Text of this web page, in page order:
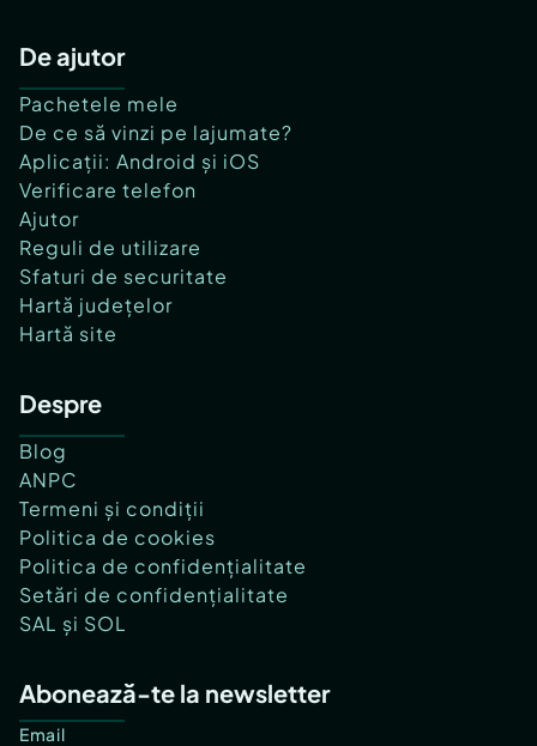
De ajutor
Pachetele mele
De ce să vinzi pe lajumate?
Aplicații: Android și iOS
Verificare telefon
Ajutor
Reguli de utilizare
Sfaturi de securitate
Hartă județelor
Hartă site
Despre
Blog
ANPC
Termeni și condiții
Politica de cookies
Politica de confidențialitate
Setări de confidențialitate
SAL și SOL
Abonează-te la newsletter
Email